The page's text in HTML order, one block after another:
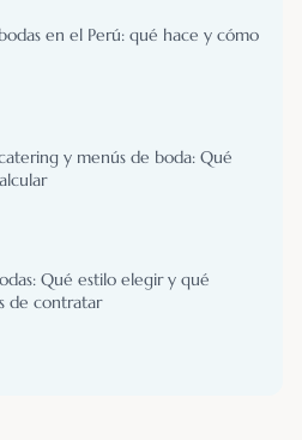
en el Perú: qué hace y cómo
y menús de boda: Qué
Qué estilo elegir y qué
de contratar